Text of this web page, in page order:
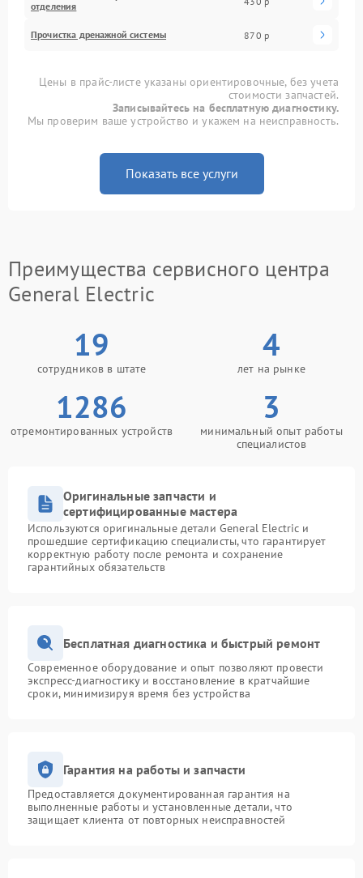
отделения
Прочистка дренажной системы 870 р
Цены в прайс-листе указаны ориентировочные, без учета
стоимости запчастей.
Записывайтесь на бесплатную диагностику.
Мы проверим ваше устройство и укажем на неисправность.
Показать все услуги
Преимущества сервисного центра
General Electric
19
сотрудников в штате
4
лет на рынке
1286
отремонтированных устройств
3
минимальный опыт работы
специалистов
Оригинальные запчасти и
сертифицированные мастера
Используются оригинальные детали General Electric и
прошедшие сертификацию специалисты, что гарантирует
корректную работу после ремонта и сохранение
гарантийных обязательств
Бесплатная диагностика и быстрый ремонт
Современное оборудование и опыт позволяют провести
экспресс-диагностику и восстановление в кратчайшие
сроки, минимизируя время без устройства
Гарантия на работы и запчасти
Предоставляется документированная гарантия на
выполненные работы и установленные детали, что
защищает клиента от повторных неисправностей